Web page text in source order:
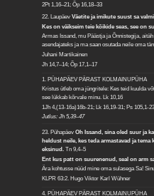
2Pt 1,16–21; Õp 16,18–33
22. LaupäevVäetite ja imikute suust sa
Kes on väikseim teie kõikide seas, see on
Armas Issand, mu Päästja ja Õnnistegija,
asendajateks ja ma saan osutada neile oma
Juhani Martikainen
Jh 14,7–14; Õp 17,1–17
1. PÜHAPÄEV PÄRAST KOLMAINUPÜHA
Kristus ütleb oma jüngritele: Kes teid kuulda
see lükkab kõrvale minu. Lk 10,16
1Jh 4,(13-16a)16b-21; Lk 16,19-31; Ps 105,1-23
Jutlus: Jh 5,39–47
23. PühapäevOh Issand, sina oled suur ja
heldust neile, kes teda armastavad ja
eksinud.Tn 9,4–5
Ent kus patt on suurenenud, seal on arm
Ära kohtusse nüüd mine oma sulasega Sa!
KLPR 63:2. Hugo Viktor Karl Wühner
4. PÜHAPÄEV PÄRAST KOLMAINUPÜHA